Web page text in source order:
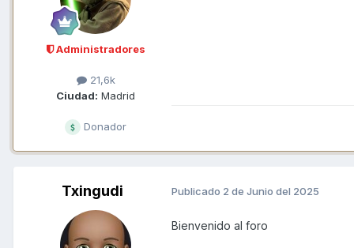
Administradores
21,6k
Ciudad: Madrid
Donador
Txingudi Publicado 2 de Junio del 2025
Bienvenido al foro